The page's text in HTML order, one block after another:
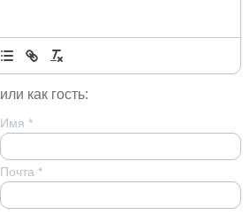
или как гость:
Имя *
Почта *